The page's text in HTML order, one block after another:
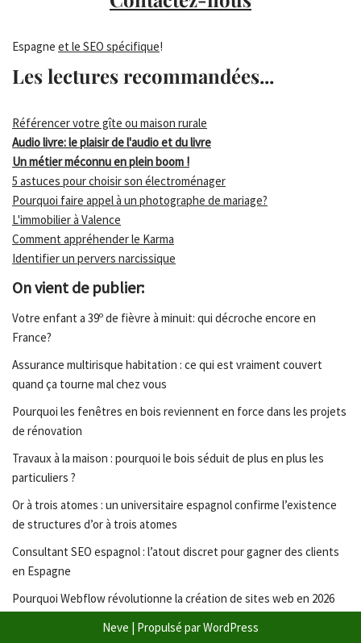
Espagne et le SEO spécifique!
Les lectures recommandées...
Référencer votre gîte ou maison rurale
Audio livre: le plaisir de l'audio et du livre
Un métier méconnu en plein boom !
5 astuces pour choisir son électroménager
Pourquoi faire appel à un photographe de mariage?
L'immobilier à Valence
Comment appréhender le Karma
Identifier un pervers narcissique
On vient de publier:
Votre enfant a 39º de fièvre à minuit: qui décroche encore en
France?
Assurance multirisque habitation : ce qui est vraiment couvert
quand ça tourne mal chez vous
Pourquoi les fenêtres en bois reviennent en force dans les projets
de rénovation
Travaux à la maison : pourquoi le bois séduit de plus en plus les
particuliers ?
Or à trois atomes : un universitaire espagnol confirme l’existence
de structures d’or à trois atomes
Consultant SEO espagnol : l’atout discret pour gagner des clients
en Espagne
Pourquoi Webflow révolutionne la création de sites web en 2026
Neve | Propulsé parWordPress